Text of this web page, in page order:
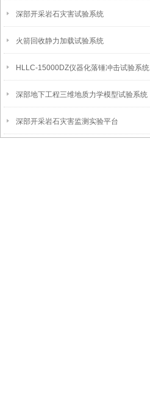
深部开采岩石灾害试验系统
火箭回收静力加载试验系统
HLLC-15000DZ仪器化落锤冲击试验系统
深部地下工程三维地质力学模型试验系统
深部开采岩石灾害监测实验平台